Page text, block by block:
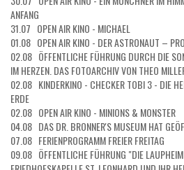
ANFANG
31.07 OPEN AIR KINO - MICHAEL
01.08 OPEN AIR KINO - DER ASTRONAUT –
02.08 ÖFFENTLICHE FÜHRUNG DURCH DIE
IM HERZEN. DAS FOTOARCHIV VON THEO
02.08 KINDERKINO - CHECKER TOBI 3 - DIE
ERDE
02.08 OPEN AIR KINO - MINIONS & MONSTER
04.08 DAS DR. BRONNER'S MUSEUM HAT
07.08 FERIENPROGRAMM FREIER FREITAG
09.08 ÖFFENTLICHE FÜHRUNG "DIE